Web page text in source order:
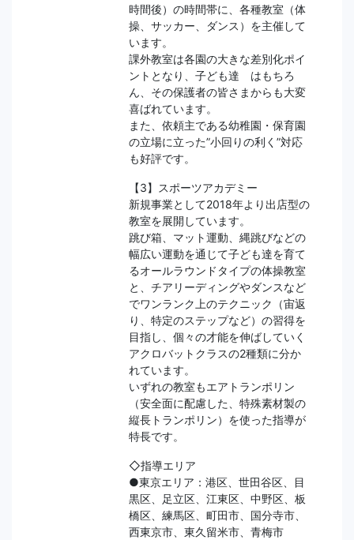
時間後）の時間帯に、各種教室（体
操、サッカー、ダンス）を主催して
います。
課外教室は各園の大きな差別化ポイ
ントとなり、子ども達 はもちろ
ん、その保護者の皆さまからも大変
喜ばれています。
また、依頼主である幼稚園・保育園
の立場に立った”小回りの利く”対応
も好評です。
【3】スポーツアカデミー
新規事業として2018年より出店型の
教室を展開しています。
跳び箱、マット運動、縄跳びなどの
幅広い運動を通じて子ども達を育て
るオールラウンドタイプの体操教室
と、チアリーディングやダンスなど
でワンランク上のテクニック（宙返
り、特定のステップなど）の習得を
目指し、個々の才能を伸ばしていく
アクロバットクラスの2種類に分か
れています。
いずれの教室もエアトランポリン
（安全面に配慮した、特殊素材製の
縦長トランポリン）を使った指導が
特長です。
◇指導エリア
●東京エリア：港区、世田谷区、目
黒区、足立区、江東区、中野区、板
橋区、練馬区、町田市、国分寺市、
西東京市、東久留米市、青梅市